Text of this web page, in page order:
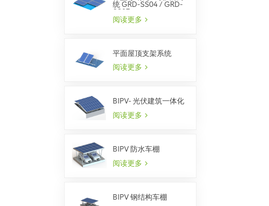
统 GRD-SS04 / GRD-
SS07
阅读更多
平面屋顶支架系统
阅读更多
BIPV- 光伏建筑一体化
阅读更多
BIPV 防水车棚
阅读更多
BIPV 钢结构车棚